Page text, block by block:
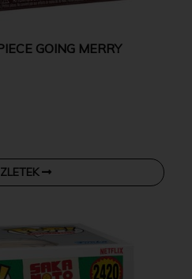
GOING MERRY